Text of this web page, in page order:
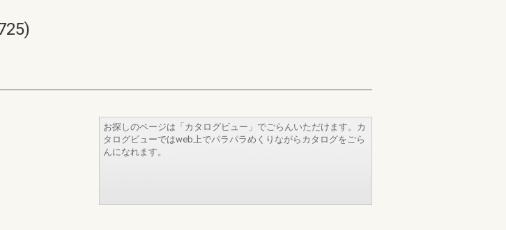
お探しのページは「カタログビュー」でごらんいただけます。カ
タログビューではweb上でパラパラめくりながらカタログをごら
んになれます。